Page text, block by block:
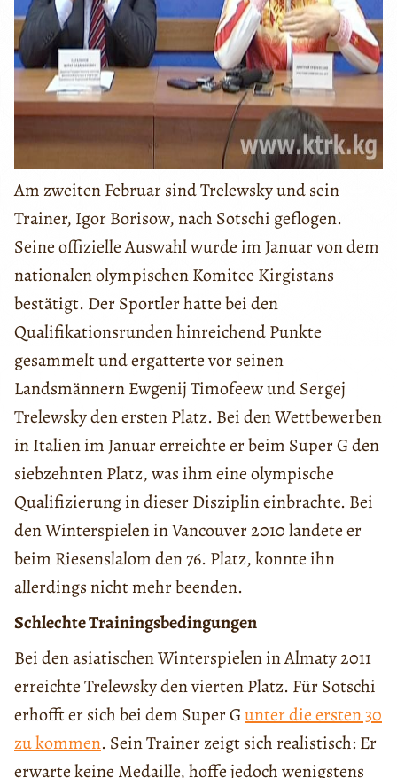
Am zweiten Februar sind Trelewsky und sein
Trainer, Igor Borisow, nach Sotschi geflogen.
Seine offizielle Auswahl wurde im Januar von dem
nationalen olympischen Komitee Kirgistans
bestätigt. Der Sportler hatte bei den
Qualifikationsrunden hinreichend Punkte
gesammelt und ergatterte vor seinen
Landsmännern Ewgenij Timofeew und Sergej
Trelewsky den ersten Platz. Bei den Wettbewerben
in Italien im Januar erreichte er beim Super G den
siebzehnten Platz, was ihm eine olympische
Qualifizierung in dieser Disziplin einbrachte. Bei
den Winterspielen in Vancouver 2010 landete er
beim Riesenslalom den 76. Platz, konnte ihn
allerdings nicht mehr beenden.
Schlechte Trainingsbedingungen
Bei den asiatischen Winterspielen in Almaty 2011
erreichte Trelewsky den vierten Platz. Für Sotschi
erhofft er sich bei dem Super Gunter die ersten 30
zu kommen. Sein Trainer zeigt sich realistisch: Er
erwarte keine Medaille, hoffe jedoch wenigstens